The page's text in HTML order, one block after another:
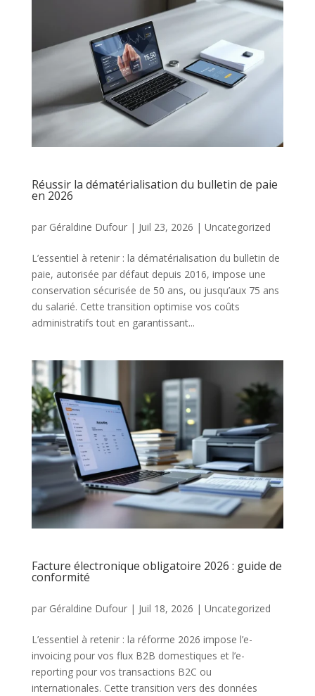
Réussir la dématérialisation du bulletin de paie
en 2026
par Géraldine Dufour| Juil 23, 2026 | Uncategorized
L’essentiel à retenir : la dématérialisation du bulletin de
paie, autorisée par défaut depuis 2016, impose une
conservation sécurisée de 50 ans, ou jusqu’aux 75 ans
du salarié. Cette transition optimise vos coûts
administratifs tout en garantissant...
Facture électronique obligatoire 2026 : guide de
conformité
par Géraldine Dufour| Juil 18, 2026 | Uncategorized
L’essentiel à retenir : la réforme 2026 impose l’e-
invoicing pour vos flux B2B domestiques et l’e-
reporting pour vos transactions B2C ou
internationales. Cette transition vers des données